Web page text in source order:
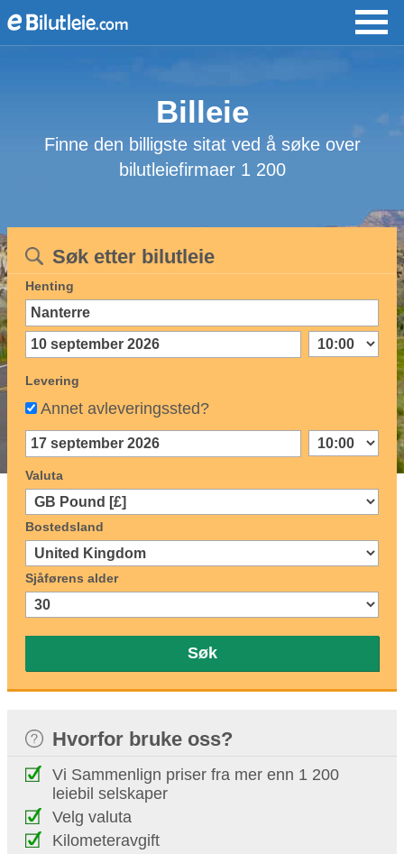
Billeie
Finne den billigste sitat ved å søke over
bilutleiefirmaer 1 200
Søk etter bilutleie
Henting
Levering
Annet avleveringssted?
Valuta
Bostedsland
Sjåførens alder
Søk
Hvorfor bruke oss?
Vi Sammenlign priser fra mer enn 1 200
leiebil selskaper
Velg valuta
Kilometeravgift